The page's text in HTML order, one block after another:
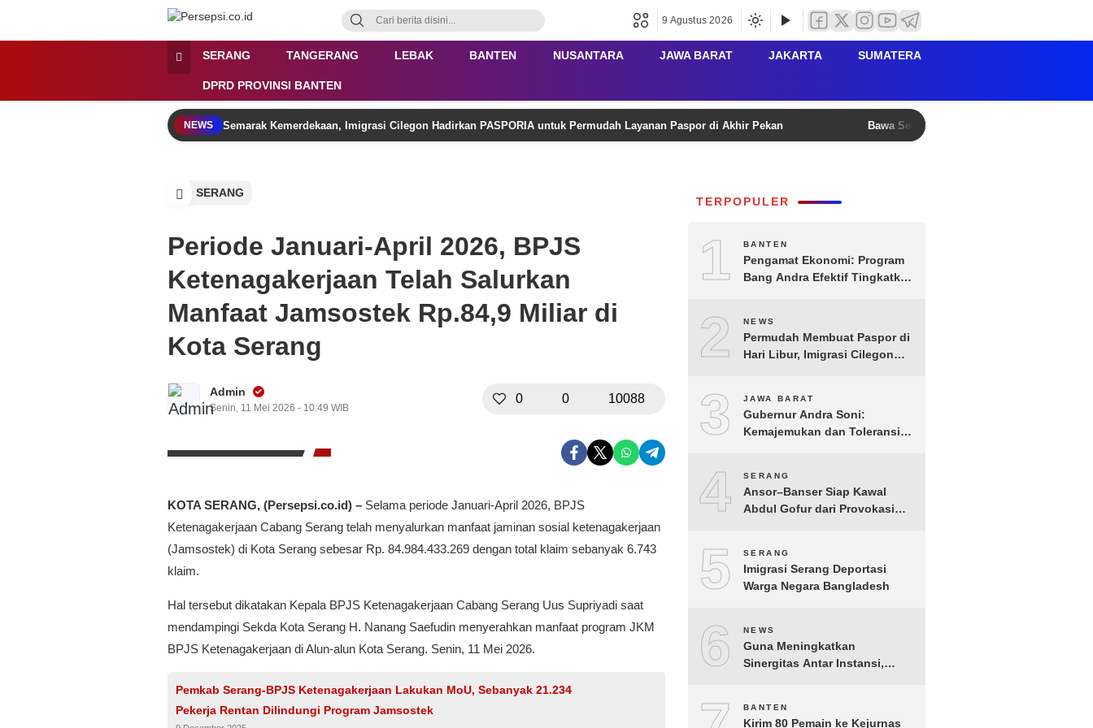
konten
Persepsi.co.id
Media Tanggap Dan Akurat
9 Agustus 2026
SERANG TANGERANG LEBAK BANTEN NUSANTARA JAWA BARAT JAKARTA SUMATERA
DPRD PROVINSI BANTEN
NEWS Semarak Kemerdekaan, Imigrasi Cilegon Hadirkan PASPORIA untuk Permudah Layanan Paspor di Akhir Pekan Bawa Semangat ‘Matahari Pagi’,
SERANG
Periode Januari-April 2026, BPJS
Ketenagakerjaan Telah Salurkan
Manfaat Jamsostek Rp.84,9 Miliar di
Kota Serang
Admin
Senin, 11 Mei 2026 - 10:49 WIB
0 0 10088
KOTA SERANG, (Persepsi.co.id) – Selama periode Januari-April 2026, BPJS
Ketenagakerjaan Cabang Serang telah menyalurkan manfaat jaminan sosial ketenagakerjaan
(Jamsostek) di Kota Serang sebesar Rp. 84.984.433.269 dengan total klaim sebanyak 6.743
klaim.
Hal tersebut dikatakan Kepala BPJS Ketenagakerjaan Cabang Serang Uus Supriyadi saat
mendampingi Sekda Kota Serang H. Nanang Saefudin menyerahkan manfaat program JKM
BPJS Ketenagakerjaan di Alun-alun Kota Serang. Senin, 11 Mei 2026.
Pemkab Serang-BPJS Ketenagakerjaan Lakukan MoU, Sebanyak 21.234
Pekerja Rentan Dilindungi Program Jamsostek
TERPOPULER
1 BANTEN
Pengamat Ekonomi: Program
Bang Andra Efektif Tingkatkan
2 NEWS
Permudah Membuat Paspor di
Hari Libur, Imigrasi Cilegon
3 JAWA BARAT
Gubernur Andra Soni:
Kemajemukan dan Toleransi
4 SERANG
Ansor–Banser Siap Kawal
Abdul Gofur dari Provokasi
5 SERANG
Imigrasi Serang Deportasi
Warga Negara Bangladesh
6 NEWS
Guna Meningkatkan
Sinergitas Antar Instansi,
Cukai Khusus Kepri
BANTEN
Kirim 80 Pemain ke Kejurnas